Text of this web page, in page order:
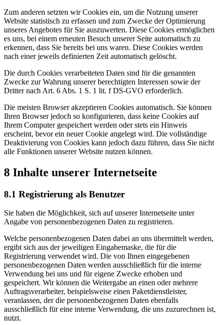
Zum anderen setzten wir Cookies ein, um die Nutzung unserer
Website statistisch zu erfassen und zum Zwecke der Optimierung
unseres Angebotes für Sie auszuwerten. Diese Cookies ermöglichen
es uns, bei einem erneuten Besuch unserer Seite automatisch zu
erkennen, dass Sie bereits bei uns waren. Diese Cookies werden
nach einer jeweils definierten Zeit automatisch gelöscht.
Die durch Cookies verarbeiteten Daten sind für die genannten
Zwecke zur Wahrung unserer berechtigten Interessen sowie der
Dritter nach Art. 6 Abs. 1 S. 1 lit. f DS-GVO erforderlich.
Die meisten Browser akzeptieren Cookies automatisch. Sie können
Ihren Browser jedoch so konfigurieren, dass keine Cookies auf
Ihrem Computer gespeichert werden oder stets ein Hinweis
erscheint, bevor ein neuer Cookie angelegt wird. Die vollständige
Deaktivierung von Cookies kann jedoch dazu führen, dass Sie nicht
alle Funktionen unserer Website nutzen können.
8 Inhalte unserer Internetseite
8.1 Registrierung als Benutzer
Sie haben die Möglichkeit, sich auf unserer Internetseite unter
Angabe von personenbezogenen Daten zu registrieren.
Welche personenbezogenen Daten dabei an uns übermittelt werden,
ergibt sich aus der jeweiligen Eingabemaske, die für die
Registrierung verwendet wird. Die von Ihnen eingegebenen
personenbezogenen Daten werden ausschließlich für die interne
Verwendung bei uns und für eigene Zwecke erhoben und
gespeichert. Wir können die Weitergabe an einen oder mehrere
Auftragsverarbeiter, beispielsweise einen Paketdienstleister,
veranlassen, der die personenbezogenen Daten ebenfalls
ausschließlich für eine interne Verwendung, die uns zuzurechnen ist,
nutzt.